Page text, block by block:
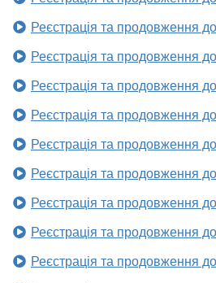
Реєстрація та продовження
Реєстрація та продовження
Реєстрація та продовження
Реєстрація та продовження
Реєстрація та продовження
Реєстрація та продовження
Реєстрація та продовження
Реєстрація та продовження
Реєстрація та продовження